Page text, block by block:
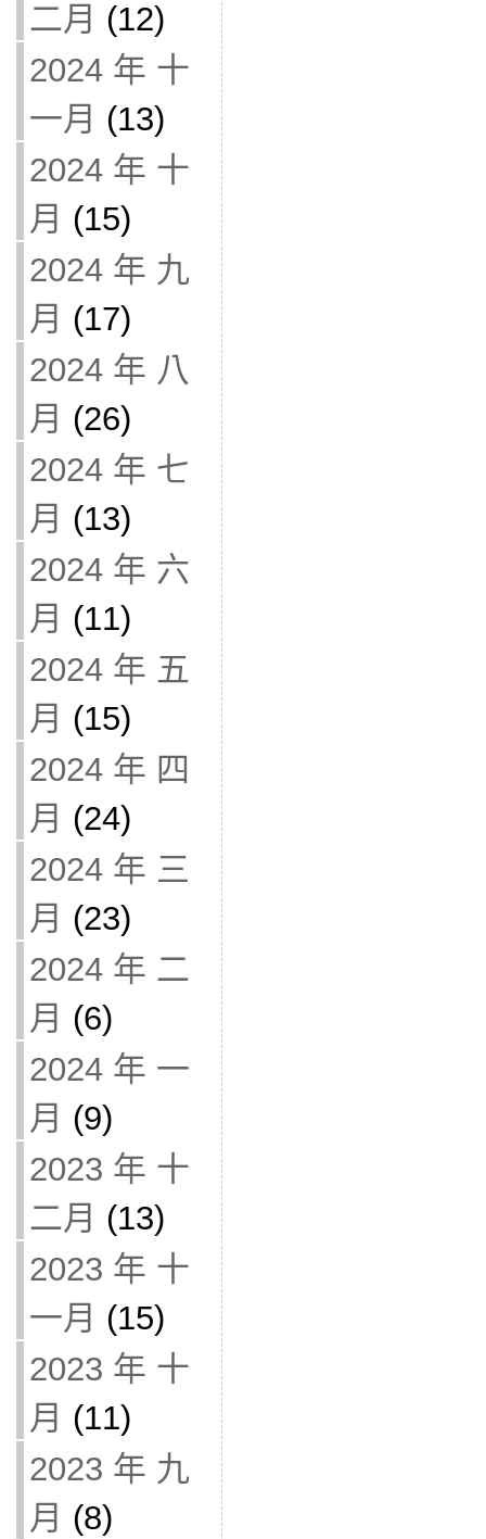
二月 (12)
2024 年 十
一月 (13)
2024 年 十
月 (15)
2024 年 九
月 (17)
2024 年 八
月 (26)
2024 年 七
月 (13)
2024 年 六
月 (11)
2024 年 五
月 (15)
2024 年 四
月 (24)
2024 年 三
月 (23)
2024 年 二
月 (6)
2024 年 一
月 (9)
2023 年 十
二月 (13)
2023 年 十
一月 (15)
2023 年 十
月 (11)
2023 年 九
月 (8)